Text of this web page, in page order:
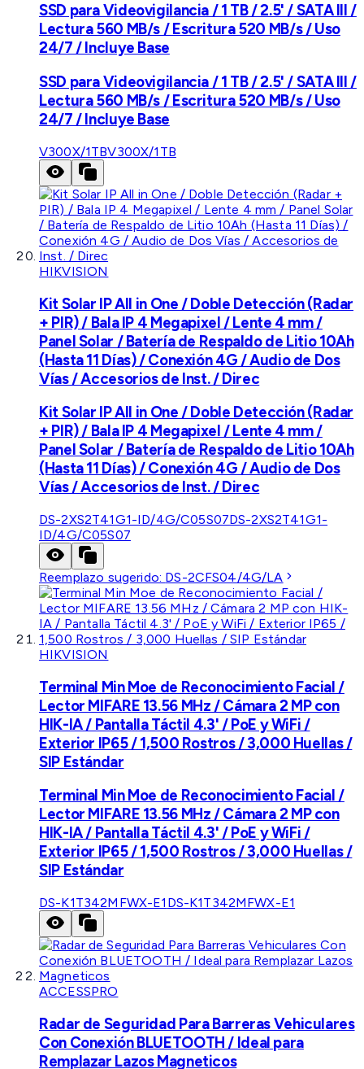
SSD para Videovigilancia / 1 TB / 2.5' / SATA III /
Lectura 560 MB/s / Escritura 520 MB/s / Uso
24/7 / Incluye Base
SSD para Videovigilancia / 1 TB / 2.5' / SATA III /
Lectura 560 MB/s / Escritura 520 MB/s / Uso
24/7 / Incluye Base
V300X/1TBV300X/1TB
HIKVISION
Kit Solar IP All in One / Doble Detección (Radar
+ PIR) / Bala IP 4 Megapixel / Lente 4 mm /
Panel Solar / Batería de Respaldo de Litio 10Ah
(Hasta 11 Días) / Conexión 4G / Audio de Dos
Vías / Accesorios de Inst. / Direc
Kit Solar IP All in One / Doble Detección (Radar
+ PIR) / Bala IP 4 Megapixel / Lente 4 mm /
Panel Solar / Batería de Respaldo de Litio 10Ah
(Hasta 11 Días) / Conexión 4G / Audio de Dos
Vías / Accesorios de Inst. / Direc
DS-2XS2T41G1-ID/4G/C05S07DS-2XS2T41G1-
ID/4G/C05S07
Reemplazo sugerido: DS-2CFS04/4G/LA
HIKVISION
Terminal Min Moe de Reconocimiento Facial /
Lector MIFARE 13.56 MHz / Cámara 2 MP con
HIK-IA / Pantalla Táctil 4.3' / PoE y WiFi /
Exterior IP65 / 1,500 Rostros / 3,000 Huellas /
SIP Estándar
Terminal Min Moe de Reconocimiento Facial /
Lector MIFARE 13.56 MHz / Cámara 2 MP con
HIK-IA / Pantalla Táctil 4.3' / PoE y WiFi /
Exterior IP65 / 1,500 Rostros / 3,000 Huellas /
SIP Estándar
DS-K1T342MFWX-E1 DS-K1T342MFWX-E1
ACCESSPRO
Radar de Seguridad Para Barreras Vehiculares
Con Conexión BLUETOOTH / Ideal para
Remplazar Lazos Magneticos